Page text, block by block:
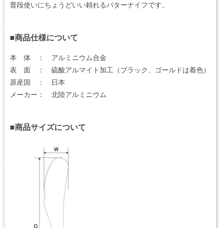
普段使いにちょうどいい頼れるバターナイフです。
■商品仕様について
本 体 ： アルミニウム合金
表 面 ： 硫酸アルマイト加工（ブラック、ゴールドは着色）
原産国 ： 日本
メーカー： 北陸アルミニウム
■商品サイズについて